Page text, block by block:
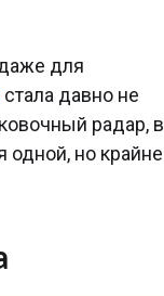
для
стала давно не
радар, в
одной, но крайне